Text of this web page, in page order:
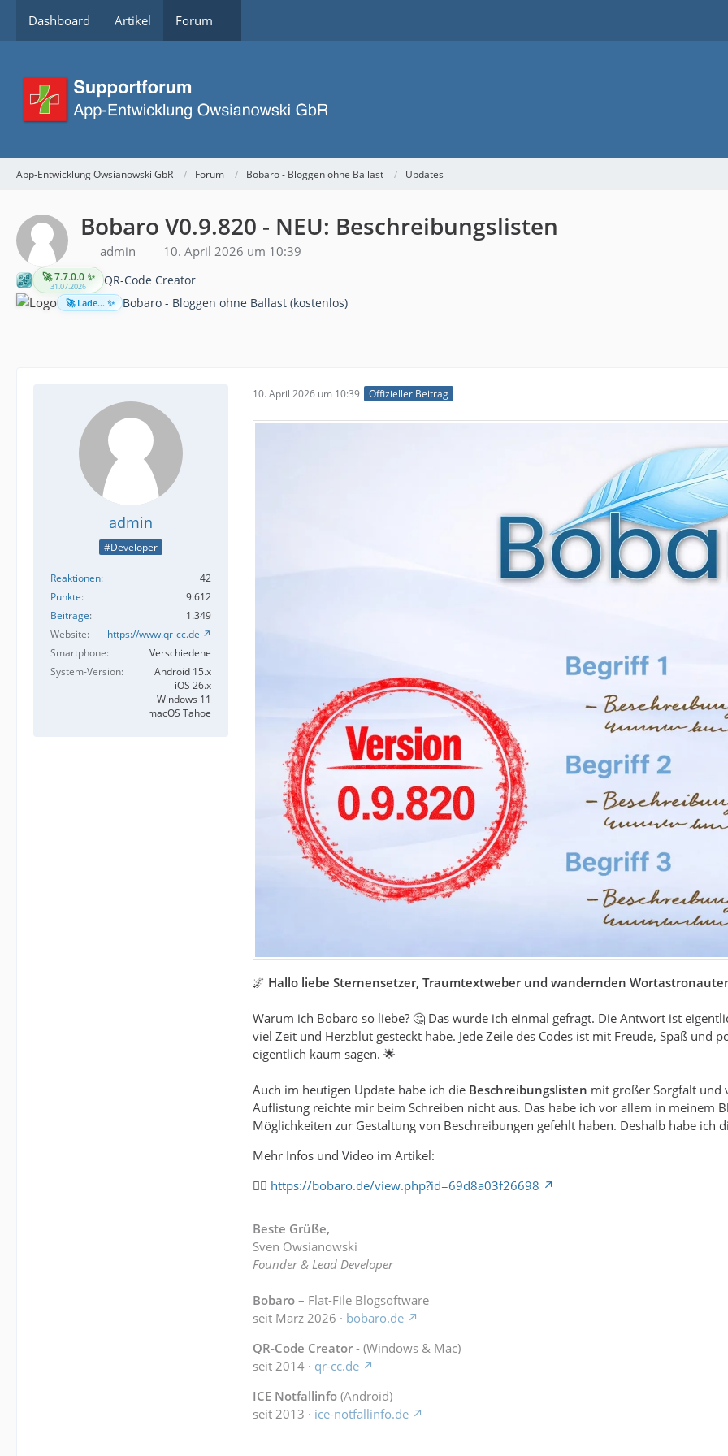
Dashboard Artikel Forum
App-Entwicklung Owsianowski GbR Forum Bobaro - Bloggen ohne Ballast Updates
Bobaro V0.9.820 - NEU: Beschreibungslisten
admin 10. April 2026 um 10:39
🚀 7.7.0.0 ✨
31.07.2026 QR-Code Creator
🚀 Lade... ✨ Bobaro - Bloggen ohne Ballast (kostenlos)
admin
#Developer
Reaktionen
42
Punkte
9.612
Beiträge
1.349
Website
https://www.qr-cc.de
Smartphone
Verschiedene
System-Version
Android 15.x
iOS 26.x
Windows 11
macOS Tahoe
10. April 2026 um 10:39 Offizieller Beitrag
🌌 Hallo liebe Sternensetzer, Traumtextweber und wandernden
Warum ich Bobaro so liebe? 🤔 Das wurde ich einmal gefragt. Die Antwort ist
viel Zeit und Herzblut gesteckt habe. Jede Zeile des Codes ist mit Freude, Spaß und
eigentlich kaum sagen. 🌟
Auch im heutigen Update habe ich die Beschreibungslisten mit großer Sorgfalt und
Auflistung reichte mir beim Schreiben nicht aus. Das habe ich vor allem in meinem
Möglichkeiten zur Gestaltung von Beschreibungen gefehlt haben. Deshalb habe ich
Mehr Infos und Video im Artikel:
👉🏻 https://bobaro.de/view.php?id=69d8a03f26698
Beste Grüße,
Sven Owsianowski
Founder & Lead Developer
Bobaro – Flat-File Blogsoftware
seit März 2026 · bobaro.de
QR-Code Creator - (Windows & Mac)
seit 2014 · qr-cc.de
ICE Notfallinfo (Android)
seit 2013 · ice-notfallinfo.de